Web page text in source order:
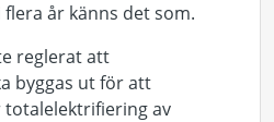
år känns det som.
reglerat att
byggas ut för att
av